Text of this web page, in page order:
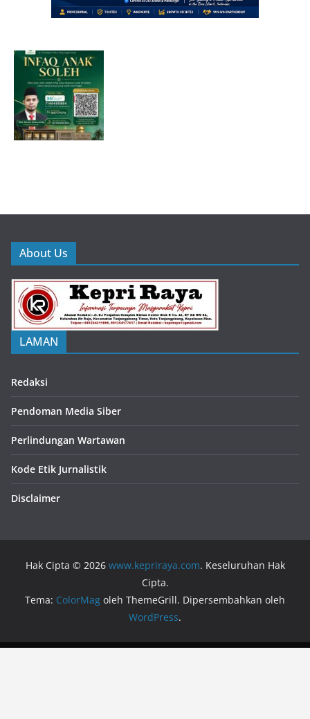
About Us
LAMAN
Redaksi
Pendoman Media Siber
Perlindungan Wartawan
Kode Etik Jurnalistik
Disclaimer
Hak Cipta © 2026 www.kepriraya.com. Keseluruhan Hak
Cipta.
Tema: ColorMag oleh ThemeGrill. Dipersembahkan oleh
WordPress.